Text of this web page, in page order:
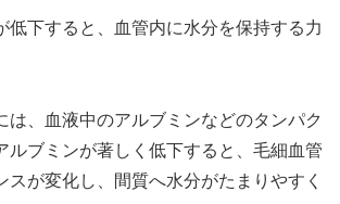
低下すると、血管内に水分を保持する力
は、血液中のアルブミンなどのタンパク
ルブミンが著しく低下すると、毛細血管
スが変化し、間質へ水分がたまりやすく